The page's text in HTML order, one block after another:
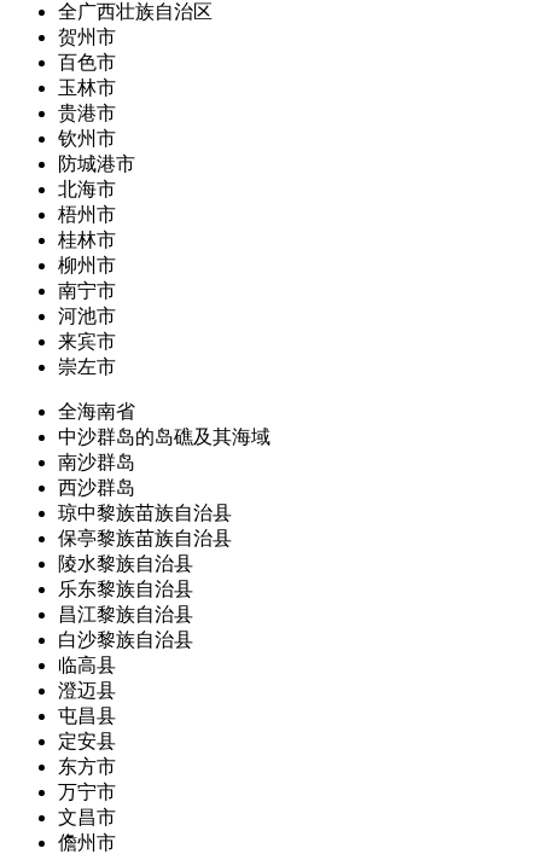
全广西壮族自治区
贺州市
百色市
玉林市
贵港市
钦州市
防城港市
北海市
梧州市
桂林市
柳州市
南宁市
河池市
来宾市
崇左市
全海南省
中沙群岛的岛礁及其海域
南沙群岛
西沙群岛
琼中黎族苗族自治县
保亭黎族苗族自治县
陵水黎族自治县
乐东黎族自治县
昌江黎族自治县
白沙黎族自治县
临高县
澄迈县
屯昌县
定安县
东方市
万宁市
文昌市
儋州市